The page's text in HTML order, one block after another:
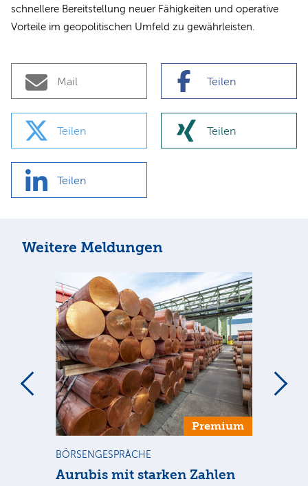
schnellere Bereitstellung neuer Fähigkeiten und operative
Vorteile im geopolitischen Umfeld zu gewährleisten.
Mail Teilen
Teilen Teilen
Teilen
Weitere Meldungen
Premium
BÖRSENGESPRÄCHE
Aurubis mit starken Zahlen